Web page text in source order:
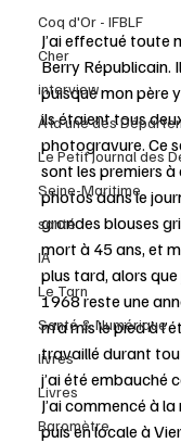
Coq d'Or - IFBLF
Cher
interview
À la une des
Le Petit Journal des
Seine-Maritime
santé
IA
Le Tarn
Santé & Numérique
livres
Livres
Baromètre
J’ai effectué toute
Berry Républicain.
puisque mon père
ils étaient tous
photogravure. Ce
sont les premiers
photos dans le
grandes blouses
mort à 45 ans, et
plus tard, alors que
1968 reste une
m’a mis le pied à
travaillé durant
j’ai été embauché
J’ai commencé à
puis en locale à